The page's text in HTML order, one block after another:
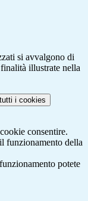
si avvalgono di
illustrate nella
i cookies
consentire.
funzionamento della
potete